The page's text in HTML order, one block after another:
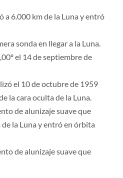
a 6.000 km de la Luna y entró
sonda en llegar a la Luna.
el 14 de septiembre de
el 10 de octubre de 1959
la cara oculta de la Luna.
de alunizaje suave que
de la Luna y entró en órbita
de alunizaje suave que